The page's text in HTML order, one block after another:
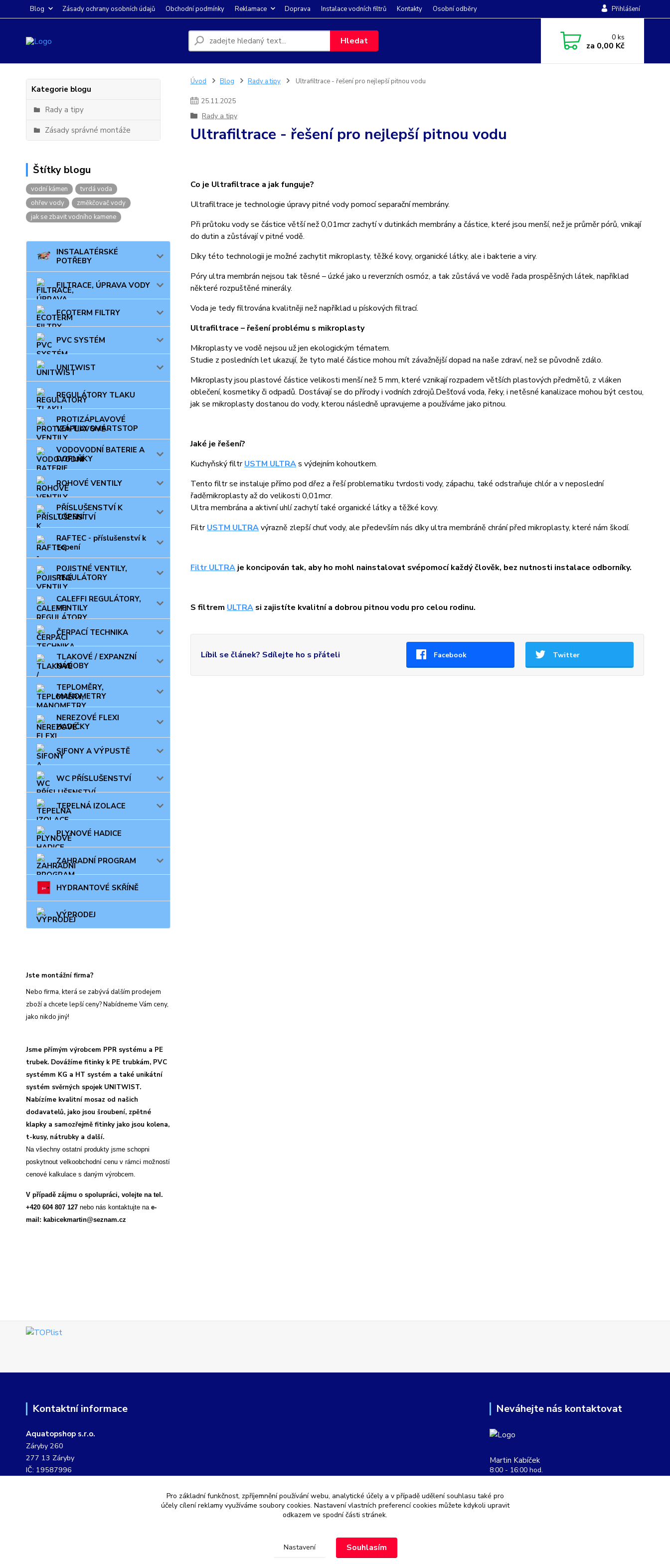
Blog Zásady ochrany osobních údajů Obchodní podmínky Reklamace Doprava Instalace vodních filtrů Kontakty Osobní odběry Přihlášení
Hledat 0ks
za 0,00 Kč
Kategorie blogu
Rady a tipy
Zásady správné montáže
Štítky blogu
vodní kámen
tvrdá voda
ohřev vody
změkčovač vody
jak se zbavit vodního kamene
INSTALATÉRSKÉ
POTŘEBY
FILTRACE, ÚPRAVA VODY
ECOTERM FILTRY
PVC SYSTÉM
UNITWIST
REGULÁTORY TLAKU
PROTIZÁPLAVOVÉ
VENTILY SMARTSTOP
VODOVODNÍ BATERIE A
DOPLŇKY
ROHOVÉ VENTILY
PŘÍSLUŠENSTVÍ K
TOPENÍ
RAFTEC - příslušenství k
topení
POJISTNÉ VENTILY,
REGULÁTORY
CALEFFI REGULÁTORY,
VENTILY
ČERPACÍ TECHNIKA
TLAKOVÉ / EXPANZNÍ
NÁDOBY
TEPLOMĚRY,
MANOMETRY
NEREZOVÉ FLEXI
HADIČKY
SIFONY A VÝPUSTĚ
WC PŘÍSLUŠENSTVÍ
TEPELNÁ IZOLACE
PLYNOVÉ HADICE
ZAHRADNÍ PROGRAM
HYDRANTOVÉ SKŘÍNĚ
VÝPRODEJ
Jste montážní firma?
Nebo firma, která se zabývá dalším prodejem
zboží a chcete lepší ceny? Nabídneme Vám ceny,
jako nikdo jiný!
Jsme přímým výrobcem PPR systému a PE
trubek. Dovážíme fitinky k PE trubkám, PVC
systémm KG a HT systém a také unikátní
systém svěrných spojek UNITWIST.
Nabízíme kvalitní mosaz od našich
dodavatelů, jako jsou šroubení, zpětné
klapky a samozřejmě fitinky jako jsou kolena,
t-kusy, nátrubky a další.
Na všechny ostatní produkty jsme schopni
poskytnout velkoobchodní cenu v rámci možností
cenové kalkulace s daným výrobcem.
V případě zájmu o spolupráci, volejte na tel.
+420 604 807 127 nebo nás kontaktujte nae-
mail: kabicekmartin@seznam.cz
Úvod Blog Rady a tipy Ultrafiltrace - řešení pro nejlepší pitnou vodu
25.11.2025
Rady a tipy
Ultrafiltrace - řešení pro nejlepší pitnou vodu
Co je Ultrafiltrace a jak funguje?
Ultrafiltrace je technologie úpravy pitné vody pomocí separační membrány.
Při průtoku vody se částice větší než 0,01mcr zachytí v dutinkách membrány a částice, které jsou menší, než je průměr pórů, vnikají
do dutin a zůstávají v pitné vodě.
Díky této technologii je možné zachytit mikroplasty, těžké kovy, organické látky, ale i bakterie a viry.
Póry ultra membrán nejsou tak těsné – úzké jako u reverzních osmóz, a tak zůstává ve vodě řada prospěšných látek, například
některé rozpuštěné minerály.
Voda je tedy filtrována kvalitněji než například u pískových filtrací.
Ultrafiltrace – řešení problému s mikroplasty
Mikroplasty ve vodě nejsou už jen ekologickým tématem.
Studie z posledních let ukazují, že tyto malé částice mohou mít závažnější dopad na naše zdraví, než se původně zdálo.
Mikroplasty jsou plastové částice velikosti menší než 5 mm, které vznikají rozpadem větších plastových předmětů, z vláken
oblečení, kosmetiky či odpadů. Dostávají se do přírody i vodních zdrojů.Dešťová voda, řeky, i netěsné kanalizace mohou být cestou,
jak se mikroplasty dostanou do vody, kterou následně upravujeme a používáme jako pitnou.
Jaké je řešení?
Kuchyňský filtrUSTM ULTRAs výdejním kohoutkem.
Tento filtr se instaluje přímo pod dřez a řeší problematiku tvrdosti vody, zápachu, také odstraňuje chlór a v neposlední
řaděmikroplasty až do velikosti 0,01mcr.
Ultra membrána a aktivní uhlí zachytí také organické látky a těžké kovy.
FiltrUSTM ULTRAvýrazně zlepší chuť vody, ale především nás díky ultra membráně chrání před mikroplasty, které nám škodí.
Filtr ULTRAje koncipován tak, aby ho mohl nainstalovat svépomocí každý člověk, bez nutnosti instalace odborníky.
S filtrem ULTRAsi zajistíte kvalitní a dobrou pitnou vodu pro celou rodinu.
Líbil se článek? Sdílejte ho s přáteli Facebook Twitter
Kontaktní informace
Aquatopshop s.r.o.
Záryby 260
277 13 Záryby
IČ: 19587996
Neváhejte nás kontaktovat
Martin Kabíček
8:00 - 16:00 hod.
Pro základní funkčnost, zpříjemnění používání webu, analytické účely a v případě udělení souhlasu také pro
účely cílení reklamy využíváme soubory cookies. Nastavení vlastních preferencí cookies můžete kdykoli upravit
odkazem ve spodní části stránek.
Nastavení Souhlasím